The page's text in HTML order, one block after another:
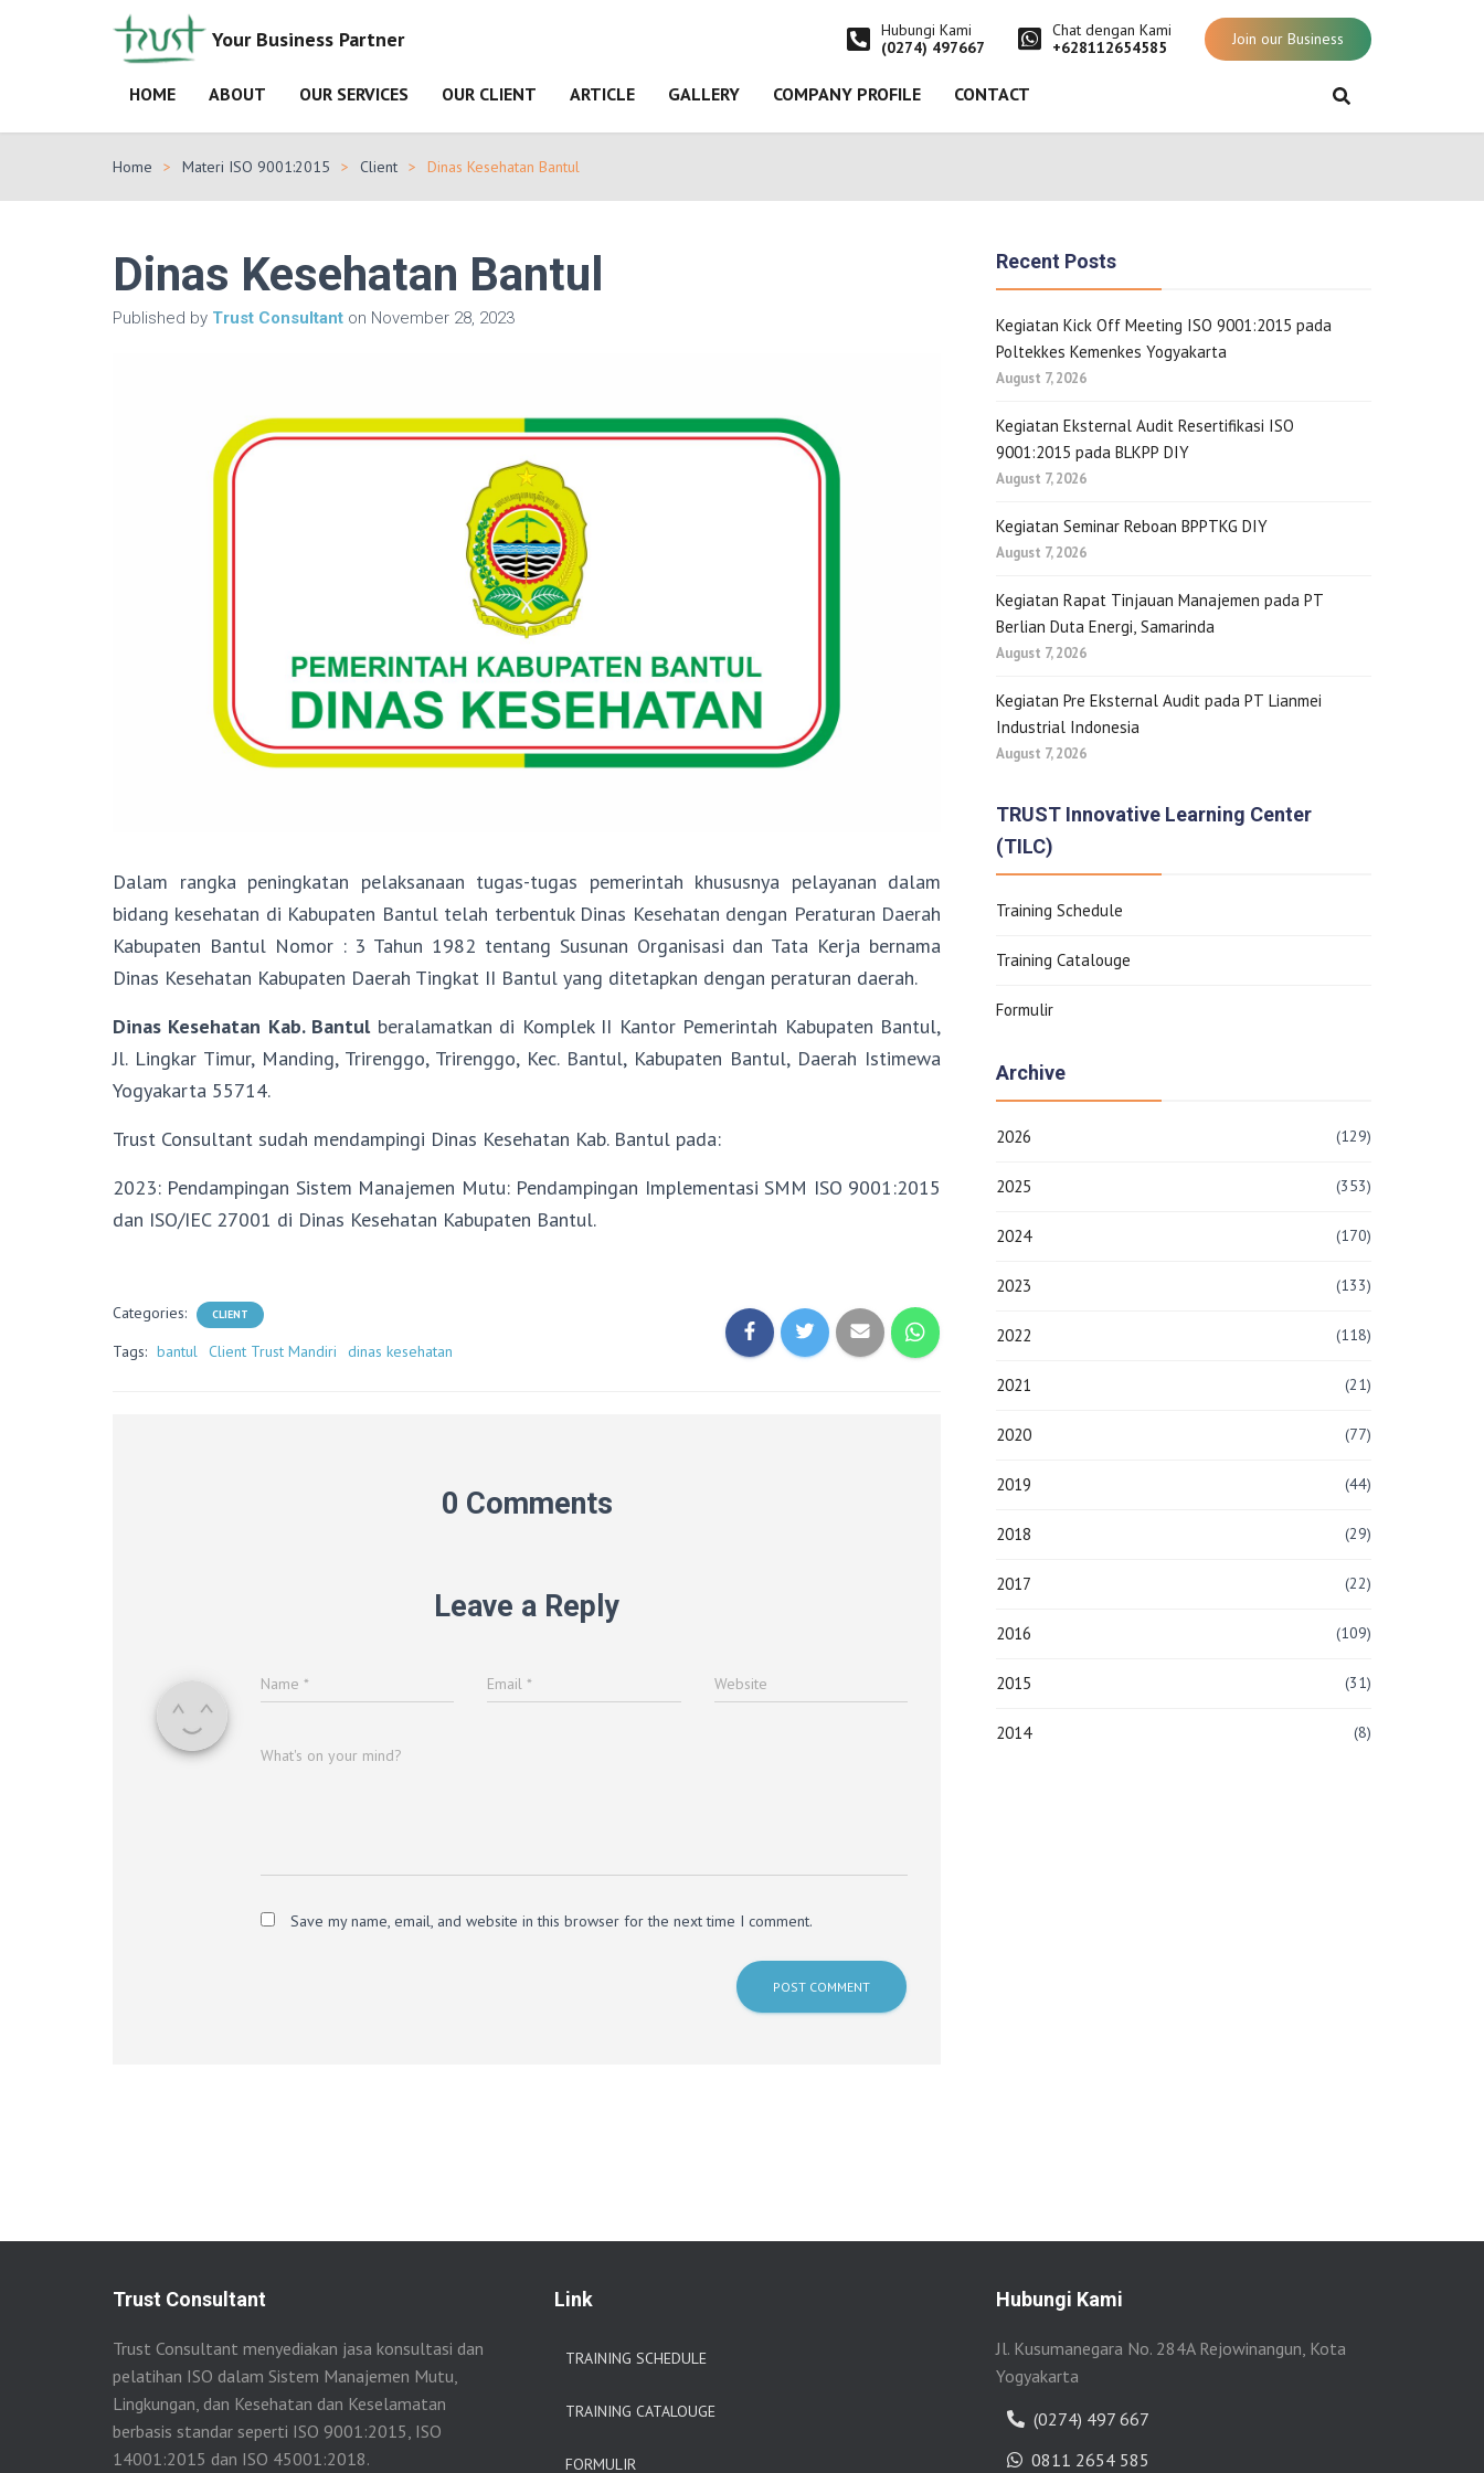
Hubungi Kami
(0274) 497667
Chat dengan Kami
+628112654585
Join our Business
Your Business Partner
HOME ABOUT OUR SERVICES OUR CLIENT ARTICLE GALLERY COMPANY PROFILE CONTACT
Home Materi ISO 9001:2015 Client Dinas Kesehatan Bantul
Dinas Kesehatan Bantul
Published by Trust Consultant on November 28, 2023
Dalam rangka peningkatan pelaksanaan tugas-tugas pemerintah khususnya pelayanan dalam
bidang kesehatan di Kabupaten Bantul telah terbentuk Dinas Kesehatan dengan Peraturan Daerah
Kabupaten Bantul Nomor : 3 Tahun 1982 tentang Susunan Organisasi dan Tata Kerja bernama
Dinas Kesehatan Kabupaten Daerah Tingkat II Bantul yang ditetapkan dengan peraturan daerah.
Dinas Kesehatan Kab. Bantulberalamatkan di Komplek II Kantor Pemerintah Kabupaten Bantul,
Jl. Lingkar Timur, Manding, Trirenggo, Trirenggo, Kec. Bantul, Kabupaten Bantul, Daerah Istimewa
Yogyakarta 55714.
Trust Consultant sudah mendampingi Dinas Kesehatan Kab. Bantul pada:
2023: Pendampingan Sistem Manajemen Mutu: Pendampingan Implementasi SMM ISO 9001:2015
dan ISO/IEC 27001 di Dinas Kesehatan Kabupaten Bantul.
Categories: CLIENT
Tags: bantul Client Trust Mandiri dinas kesehatan
0 Comments
Leave a Reply
Name * Email* Website
What's on your mind?
Save my name, email, and website in this browser for the next time I comment.
Recent Posts
Kegiatan Kick Off Meeting ISO 9001:2015 pada
Poltekkes Kemenkes Yogyakarta
August 7, 2026
Kegiatan Eksternal Audit Resertifikasi ISO
9001:2015 pada BLKPP DIY
August 7, 2026
Kegiatan Seminar Reboan BPPTKG DIY
August 7, 2026
Kegiatan Rapat Tinjauan Manajemen pada PT
Berlian Duta Energi, Samarinda
August 7, 2026
Kegiatan Pre Eksternal Audit pada PT Lianmei
Industrial Indonesia
August 7, 2026
TRUST Innovative Learning Center
(TILC)
Training Schedule
Training Catalouge
Formulir
Archive
2026 (129)
2025 (353)
2024 (170)
2023 (133)
2022 (118)
2021 (21)
2020 (77)
2019 (44)
2018 (29)
2017 (22)
2016 (109)
2015 (31)
2014 (8)
Trust Consultant
Trust Consultant menyediakan jasa konsultasi dan
pelatihan ISO dalam Sistem Manajemen Mutu,
Lingkungan, dan Kesehatan dan Keselamatan
berbasis standar seperti ISO 9001:2015, ISO
14001:2015 dan ISO 45001:2018.
Link
TRAINING SCHEDULE
TRAINING CATALOUGE
FORMULIR
Hubungi Kami
Jl. Kusumanegara No. 284A Rejowinangun, Kota
Yogyakarta
(0274) 497 667
0811 2654 585